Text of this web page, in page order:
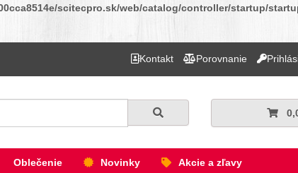
scitecpro.sk/web/catalog/controller/startup/
Kontakt Porovnanie
Oblečenie Novinky Akcie a zľavy